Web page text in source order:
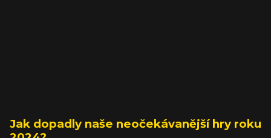
Jak dopadly naše neočekávanější hry roku